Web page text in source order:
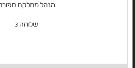
מנהל מחלקת ספורט
שלוחה 3